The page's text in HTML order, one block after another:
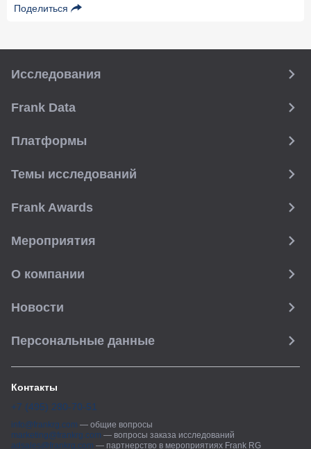
Поделиться
Исследования
Frank Data
Платформы
Темы исследований
Frank Awards
Мероприятия
О компании
Новости
Персональные данные
Контакты
+7 (495) 280-70-51
общие вопросы
—
info@frankrg.com
вопросы заказа исследований
—
marketing@frankrg.com
партнерство в мероприятиях Frank RG
—
adsales@frankrg.com